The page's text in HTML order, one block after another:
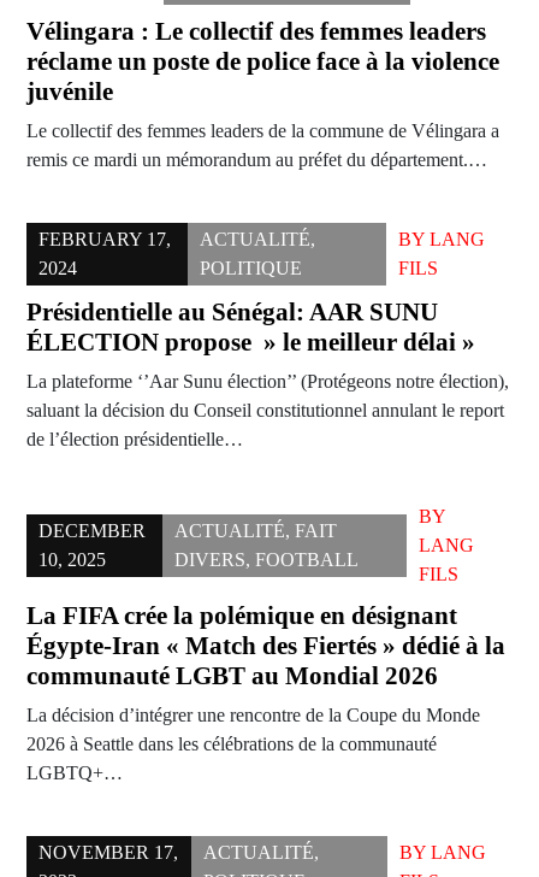
Vélingara : Le collectif des femmes leaders
réclame un poste de police face à la violence
juvénile
Le collectif des femmes leaders de la commune de Vélingara a
remis ce mardi un mémorandum au préfet du département.…
FEBRUARY 17,
2024
ACTUALITÉ,
POLITIQUE
BY LANG
FILS
Présidentielle au Sénégal: AAR SUNU
ÉLECTION propose » le meilleur délai »
La plateforme ‘’Aar Sunu élection’’ (Protégeons notre élection),
saluant la décision du Conseil constitutionnel annulant le report
de l’élection présidentielle…
DECEMBER
10, 2025
ACTUALITÉ,FAIT
DIVERS,FOOTBALL
BY
LANG
FILS
La FIFA crée la polémique en désignant
Égypte-Iran « Match des Fiertés » dédié à la
communauté LGBT au Mondial 2026
La décision d’intégrer une rencontre de la Coupe du Monde
2026 à Seattle dans les célébrations de la communauté
LGBTQ+…
NOVEMBER 17,
ACTUALITÉ,
BY LANG